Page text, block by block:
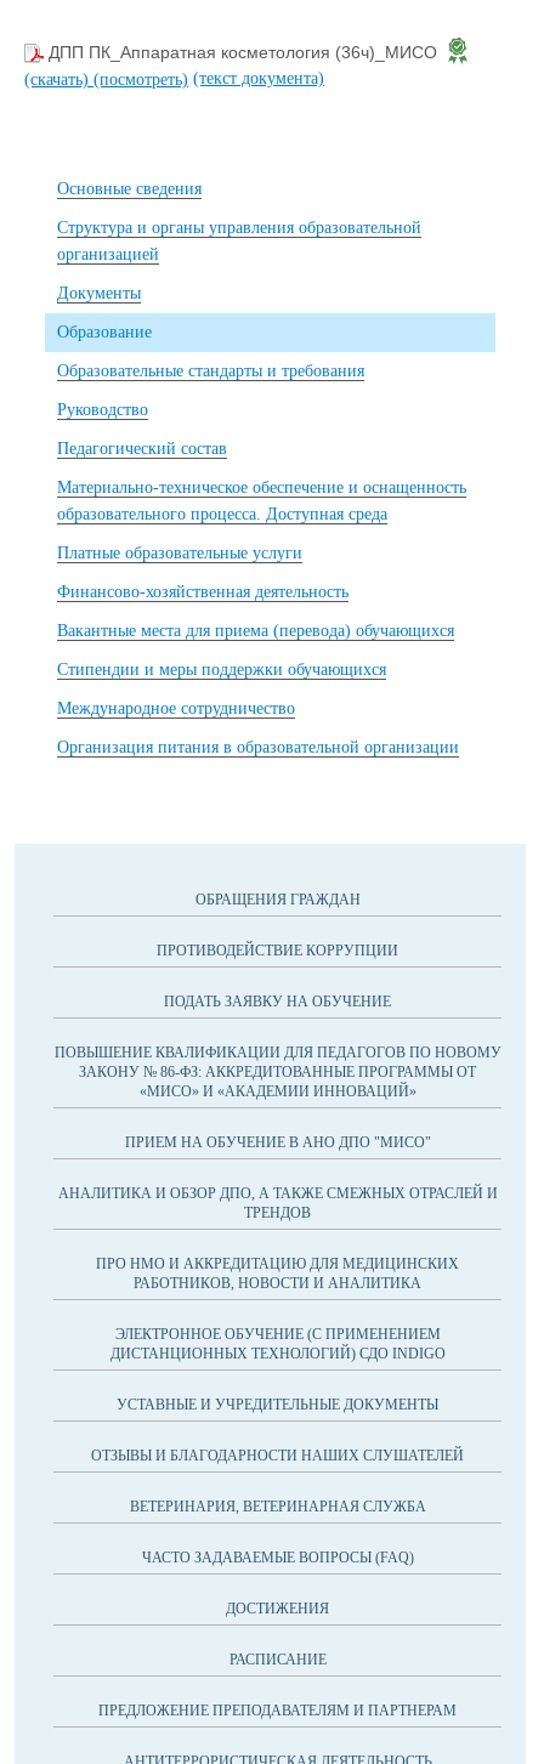
ДПП ПК_Аппаратная косметология (36ч)_МИСО
(скачать) (посмотреть) (текст документа)
Основные сведения
Структура и органы управления образовательной
организацией
Документы
Образование
Образовательные стандарты и требования
Руководство
Педагогический состав
Материально-техническое обеспечение и оснащенность
образовательного процесса. Доступная среда
Платные образовательные услуги
Финансово-хозяйственная деятельность
Вакантные места для приема (перевода) обучающихся
Стипендии и меры поддержки обучающихся
Международное сотрудничество
Организация питания в образовательной организации
ОБРАЩЕНИЯ ГРАЖДАН
ПРОТИВОДЕЙСТВИЕ КОРРУПЦИИ
ПОДАТЬ ЗАЯВКУ НА ОБУЧЕНИЕ
ПОВЫШЕНИЕ КВАЛИФИКАЦИИ ДЛЯ ПЕДАГОГОВ ПО НОВОМУ
ЗАКОНУ № 86-ФЗ: АККРЕДИТОВАННЫЕ ПРОГРАММЫ ОТ
«МИСО» И «АКАДЕМИИ ИННОВАЦИЙ»
ПРИЕМ НА ОБУЧЕНИЕ В АНО ДПО "МИСО"
АНАЛИТИКА И ОБЗОР ДПО, А ТАКЖЕ СМЕЖНЫХ ОТРАСЛЕЙ И
ТРЕНДОВ
ПРО НМО И АККРЕДИТАЦИЮ ДЛЯ МЕДИЦИНСКИХ
РАБОТНИКОВ, НОВОСТИ И АНАЛИТИКА
ЭЛЕКТРОННОЕ ОБУЧЕНИЕ (С ПРИМЕНЕНИЕМ
ДИСТАНЦИОННЫХ ТЕХНОЛОГИЙ) СДО INDIGO
УСТАВНЫЕ И УЧРЕДИТЕЛЬНЫЕ ДОКУМЕНТЫ
ОТЗЫВЫ И БЛАГОДАРНОСТИ НАШИХ СЛУШАТЕЛЕЙ
ВЕТЕРИНАРИЯ, ВЕТЕРИНАРНАЯ СЛУЖБА
ЧАСТО ЗАДАВАЕМЫЕ ВОПРОСЫ (FAQ)
ДОСТИЖЕНИЯ
РАСПИСАНИЕ
ПРЕДЛОЖЕНИЕ ПРЕПОДАВАТЕЛЯМ И ПАРТНЕРАМ